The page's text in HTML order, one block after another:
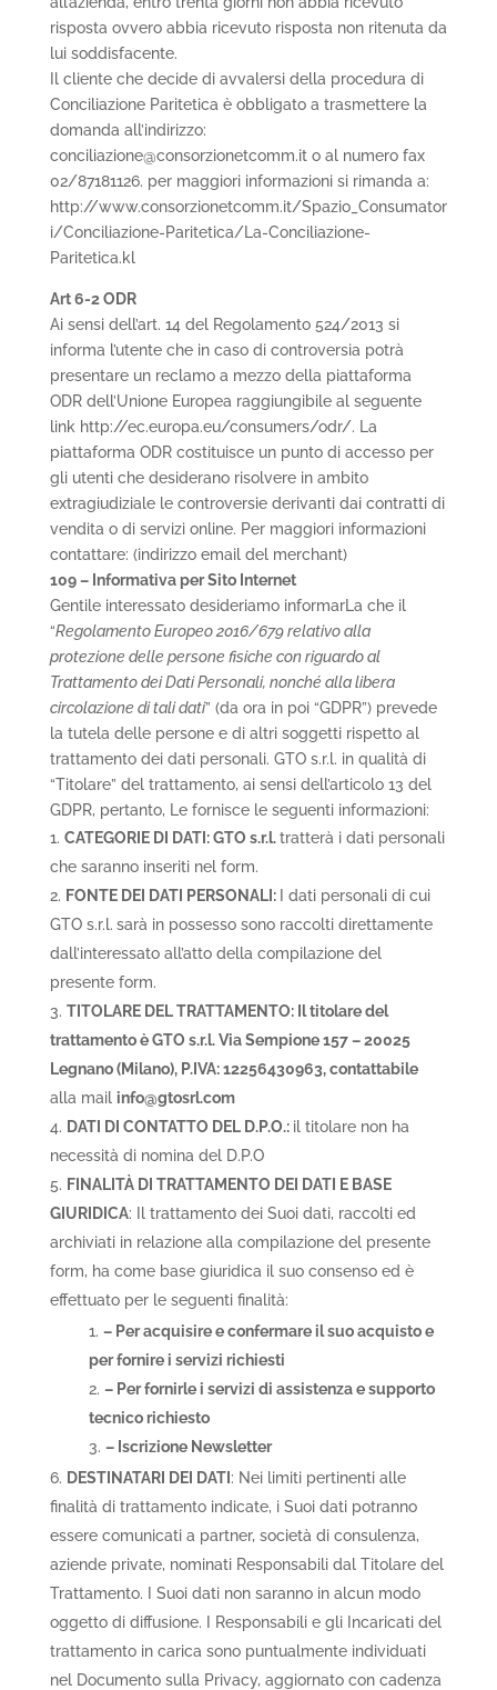
risposta ovvero abbia ricevuto risposta non ritenuta da
lui soddisfacente.
Il cliente che decide di avvalersi della procedura di
Conciliazione Paritetica è obbligato a trasmettere la
domanda all’indirizzo:
conciliazione@consorzionetcomm.it o al numero fax
02/87181126. per maggiori informazioni si rimanda a:
http://www.consorzionetcomm.it/Spazio_Consumator
i/Conciliazione-Paritetica/La-Conciliazione-
Paritetica.kl
Art 6-2 ODR
Ai sensi dell’art. 14 del Regolamento 524/2013 si
informa l’utente che in caso di controversia potrà
presentare un reclamo a mezzo della piattaforma
ODR dell’Unione Europea raggiungibile al seguente
link http://ec.europa.eu/consumers/odr/. La
piattaforma ODR costituisce un punto di accesso per
gli utenti che desiderano risolvere in ambito
extragiudiziale le controversie derivanti dai contratti di
vendita o di servizi online. Per maggiori informazioni
contattare: (indirizzo email del merchant)
109 – Informativa per Sito Internet
Gentile interessato desideriamo informarLa che il
“Regolamento Europeo 2016/679 relativo alla
protezione delle persone fisiche con riguardo al
Trattamento dei Dati Personali, nonché alla libera
circolazione di tali dati” (da ora in poi “GDPR”) prevede
la tutela delle persone e di altri soggetti rispetto al
trattamento dei dati personali. GTO s.r.l. in qualità di
“Titolare” del trattamento, ai sensi dell’articolo 13 del
GDPR, pertanto, Le fornisce le seguenti informazioni:
CATEGORIE DI DATI: GTO s.r.l.tratterà i dati personali
che saranno inseriti nel form.
FONTE DEI DATI PERSONALI:
I dati personali di cui
GTO s.r.l. sarà in possesso sono raccolti direttamente
dall’interessato all’atto della compilazione del
presente form.
TITOLARE DEL TRATTAMENTO: Il titolare del
trattamento è GTO s.r.l. Via Sempione 157 – 20025
Legnano (Milano), P.IVA: 12256430963, contattabile
alla mail info@gtosrl.com
DATI DI CONTATTO DEL D.P.O.: il titolare non ha
necessità di nomina del D.P.O
FINALITÀ DI TRATTAMENTO DEI DATI E BASE
GIURIDICA: Il trattamento dei Suoi dati, raccolti ed
archiviati in relazione alla compilazione del presente
form, ha come base giuridica il suo consenso ed è
effettuato per le seguenti finalità:
– Per acquisire e confermare il suo acquisto e
per fornire i servizi richiesti
– Per fornirle i servizi di assistenza e supporto
tecnico richiesto
– Iscrizione Newsletter
DESTINATARI DEI DATI : Nei limiti pertinenti alle
finalità di trattamento indicate, i Suoi dati potranno
essere comunicati a partner, società di consulenza,
aziende private, nominati Responsabili dal Titolare del
Trattamento. I Suoi dati non saranno in alcun modo
oggetto di diffusione. I Responsabili e gli Incaricati del
trattamento in carica sono puntualmente individuati
nel Documento sulla Privacy, aggiornato con cadenza